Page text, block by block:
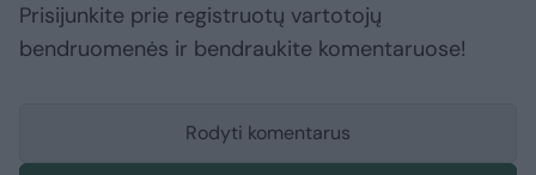
Prisijunkite prie registruotų vartotojų
bendruomenės ir bendraukite komentaruose!
Rodyti komentarus